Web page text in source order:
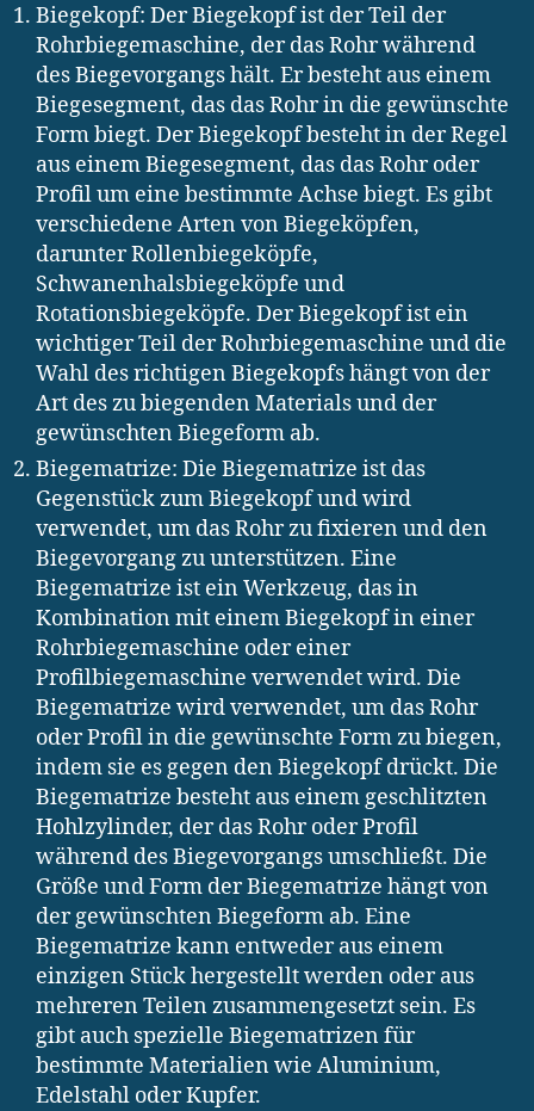
Biegekopf: Der Biegekopf ist der Teil der
Rohrbiegemaschine, der das Rohr während
des Biegevorgangs hält. Er besteht aus einem
Biegesegment, das das Rohr in die gewünschte
Form biegt. Der Biegekopf besteht in der Regel
aus einem Biegesegment, das das Rohr oder
Profil um eine bestimmte Achse biegt. Es gibt
verschiedene Arten von Biegeköpfen,
darunter Rollenbiegeköpfe,
Schwanenhalsbiegeköpfe und
Rotationsbiegeköpfe. Der Biegekopf ist ein
wichtiger Teil der Rohrbiegemaschine und die
Wahl des richtigen Biegekopfs hängt von der
Art des zu biegenden Materials und der
gewünschten Biegeform ab.
Biegematrize: Die Biegematrize ist das
Gegenstück zum Biegekopf und wird
verwendet, um das Rohr zu fixieren und den
Biegevorgang zu unterstützen. Eine
Biegematrize ist ein Werkzeug, das in
Kombination mit einem Biegekopf in einer
Rohrbiegemaschine oder einer
Profilbiegemaschine verwendet wird. Die
Biegematrize wird verwendet, um das Rohr
oder Profil in die gewünschte Form zu biegen,
indem sie es gegen den Biegekopf drückt. Die
Biegematrize besteht aus einem geschlitzten
Hohlzylinder, der das Rohr oder Profil
während des Biegevorgangs umschließt. Die
Größe und Form der Biegematrize hängt von
der gewünschten Biegeform ab. Eine
Biegematrize kann entweder aus einem
einzigen Stück hergestellt werden oder aus
mehreren Teilen zusammengesetzt sein. Es
gibt auch spezielle Biegematrizen für
bestimmte Materialien wie Aluminium,
Edelstahl oder Kupfer.